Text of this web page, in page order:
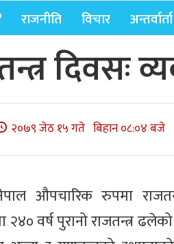
राजनीति विचार अन्तर्वार्ता
दिवसः
२०७९ जेठ १५ गते बिहान ०८:०४ बजे
औपचारिक रुपमा
वर्ष पुरानो राजतन्त्र ढलेको